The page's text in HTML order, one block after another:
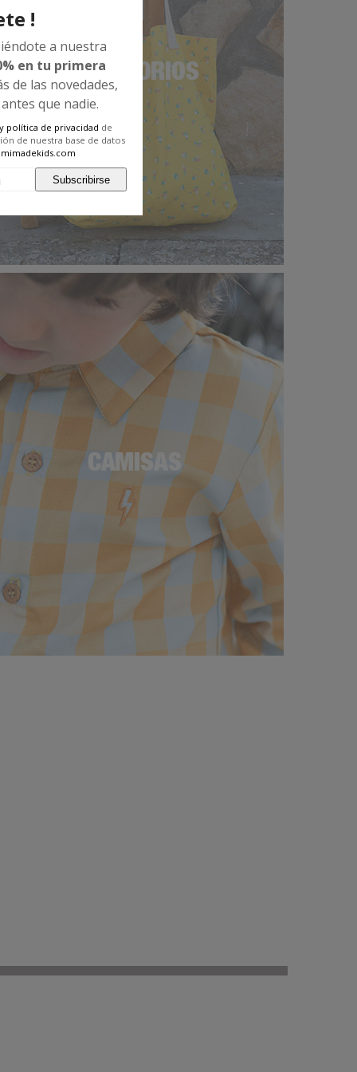
!
a nuestra
en tu primera
de las novedades,
que nadie.
política de privacidad de
de nuestra base de datos
Subscribirse